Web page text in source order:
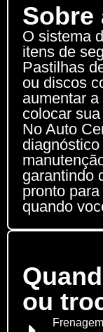
Sobre
O sistema
itens de
Pastilhas
ou discos
aumentar
colocar
No Auto
garantindo
pronto
quando
ou